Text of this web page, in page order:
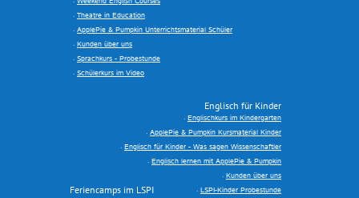
Theatre in Education
ApplePie & Pumpkin Unterrichtsmaterial Schüler
Kunden über uns
Sprachkurs - Probestunde
Schülerkurs im Video
Feriencamps im LSPI
Englisch für Kinder
Englischkurs im Kindergarten
ApplePie & Pumpkin Kursmaterial Kinder
Englisch für Kinder - Was sagen Wissenschaftler
Englisch lernen mit ApplePie & Pumpkin
Kunden über uns
LSPI-Kinder Probestunde